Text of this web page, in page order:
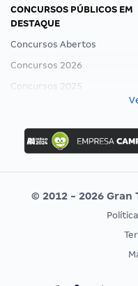
CONCURSOS PÚBLICOS EM
DESTAQUE
Concursos Abertos
Concursos 2026
Concursos 2025
Concurso Ibama
Concurso MPU
Editais publicados
CONCURSOS POR
© 2012 - 2026 Gran